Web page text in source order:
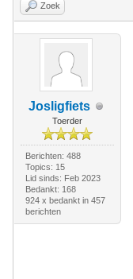
Zoek
Josligfiets
Toerder
Berichten: 488
Topics: 15
Lid sinds: Feb 2023
Bedankt: 168
924 x bedankt in 457
berichten